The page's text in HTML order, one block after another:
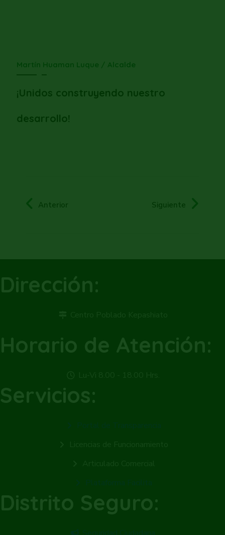
Martín Huaman Luque / Alcalde
¡Unidos construyendo nuestro
desarrollo!
Anterior Siguiente
Dirección:
Horario de Atención:
Servicios:
Distrito Seguro: